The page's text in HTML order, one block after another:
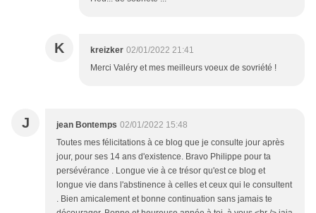
K kreizker 02/01/2022 21:41
Merci Valéry et mes meilleurs voeux de sovriété !
J jean Bontemps 02/01/2022 15:48
Toutes mes félicitations à ce blog que je consulte jour après
jour, pour ses 14 ans d'existence. Bravo Philippe pour ta
persévérance . Longue vie à ce trésor qu'est ce blog et
longue vie dans l'abstinence à celles et ceux qui le consultent
. Bien amicalement et bonne continuation sans jamais te